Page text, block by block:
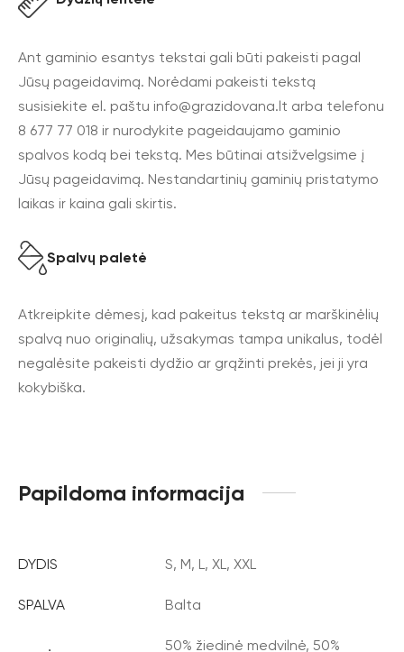
Ant gaminio esantys tekstai gali būti pakeisti pagal
Jūsų pageidavimą. Norėdami pakeisti tekstą
susisiekite el. paštu info@grazidovana.lt arba telefonu
8 677 77 018 ir nurodykite pageidaujamo gaminio
spalvos kodą bei tekstą. Mes būtinai atsižvelgsime į
Jūsų pageidavimą. Nestandartinių gaminių pristatymo
laikas ir kaina gali skirtis.
Spalvų paletė
Atkreipkite dėmesį, kad pakeitus tekstą ar marškinėlių
spalvą nuo originalių, užsakymas tampa unikalus, todėl
negalėsite pakeisti dydžio ar grąžinti prekės, jei ji yra
kokybiška.
Papildoma informacija
DYDIS S, M, L, XL, XXL
SPALVA Balta
50% žiedinė medvilnė, 50%